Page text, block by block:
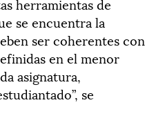
se encuentra la
ser coherentes con
en el menor
asignatura,
se